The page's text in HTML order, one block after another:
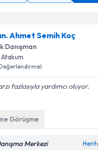
Ahmet Semih Koç
Danışman
Atakum
fazlasıyla yardımcı oluyor.
Görüşme
Merkezi